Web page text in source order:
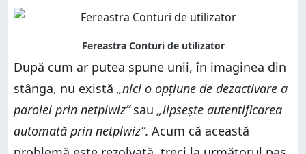
După cum ar putea spune unii, în imaginea din
stânga, nu există „nici o opțiune de dezactivare a
parolei prin netplwiz”sau „lipsește autentificarea
automată prin netplwiz”. Acum că această